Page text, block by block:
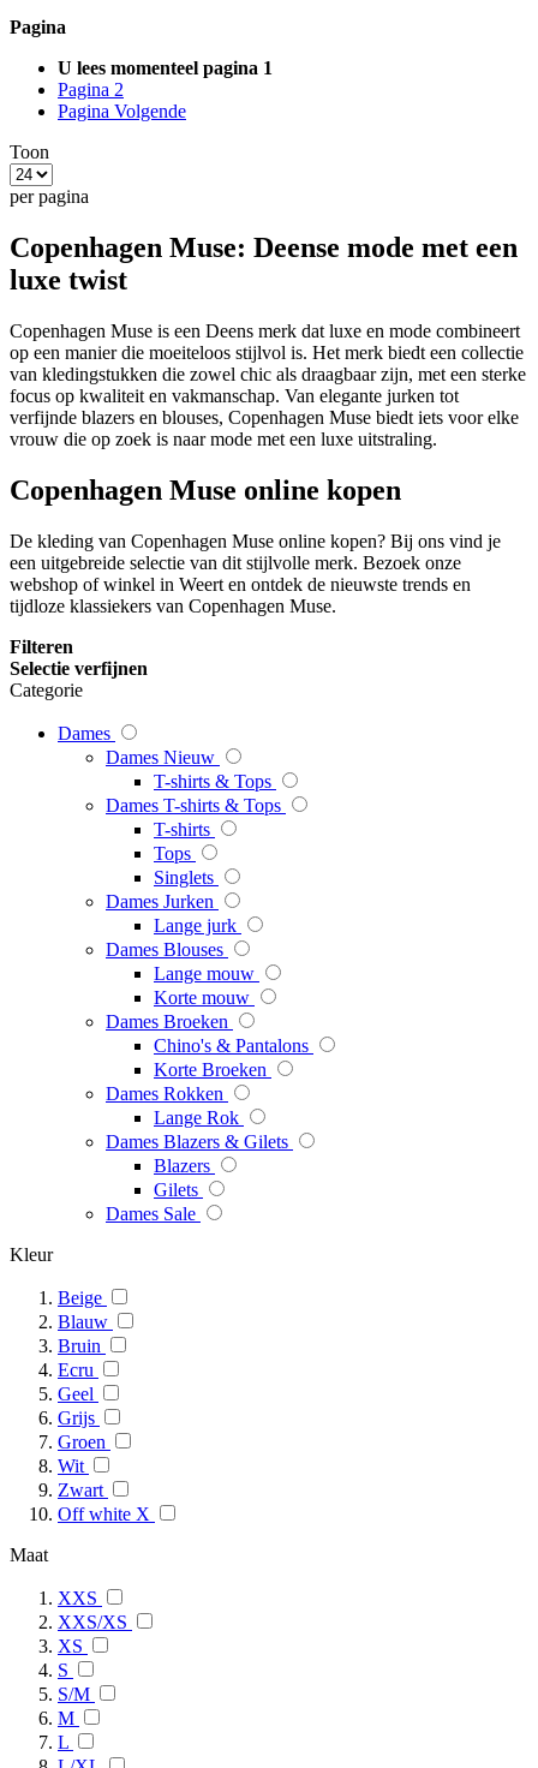
Pagina
U lees momenteel pagina 1
Pagina 2
Pagina Volgende
Toon
per pagina
Copenhagen Muse: Deense mode met een
luxe twist
Copenhagen Muse is een Deens merk dat luxe en mode combineert
op een manier die moeiteloos stijlvol is. Het merk biedt een collectie
van kledingstukken die zowel chic als draagbaar zijn, met een sterke
focus op kwaliteit en vakmanschap. Van elegante jurken tot
verfijnde blazers en blouses, Copenhagen Muse biedt iets voor elke
vrouw die op zoek is naar mode met een luxe uitstraling.
Copenhagen Muse online kopen
De kleding van Copenhagen Muse online kopen? Bij ons vind je
een uitgebreide selectie van dit stijlvolle merk. Bezoek onze
webshop of winkel in Weert en ontdek de nieuwste trends en
tijdloze klassiekers van Copenhagen Muse.
Filteren
Selectie verfijnen
Categorie
Dames
Dames Nieuw
T-shirts & Tops
Dames T-shirts & Tops
T-shirts
Tops
Singlets
Dames Jurken
Lange jurk
Dames Blouses
Lange mouw
Korte mouw
Dames Broeken
Chino's & Pantalons
Korte Broeken
Dames Rokken
Lange Rok
Dames Blazers & Gilets
Blazers
Gilets
Dames Sale
Kleur
Beige
Blauw
Bruin
Ecru
Geel
Grijs
Groen
Wit
Zwart
Off white X
Maat
XXS
XXS/XS
XS
S
S/M
M
L